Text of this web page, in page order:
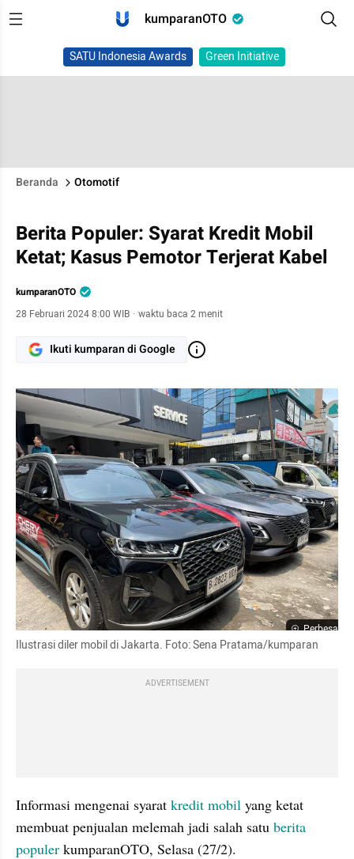
kumparanOTO
SATU Indonesia Awards Green Initiative
Beranda Otomotif
Berita Populer: Syarat Kredit Mobil
Ketat; Kasus Pemotor Terjerat Kabel
kumparanOTO
28 Februari 2024 8:00 WIB · waktu baca 2 menit
Ikuti kumparan di Google
Perbesar
Ilustrasi diler mobil di Jakarta. Foto: Sena Pratama/kumparan
ADVERTISEMENT
Informasi mengenai syarat kredit mobil yang ketat
membuat penjualan melemah jadi salah satu berita
populer kumparanOTO, Selasa (27/2).